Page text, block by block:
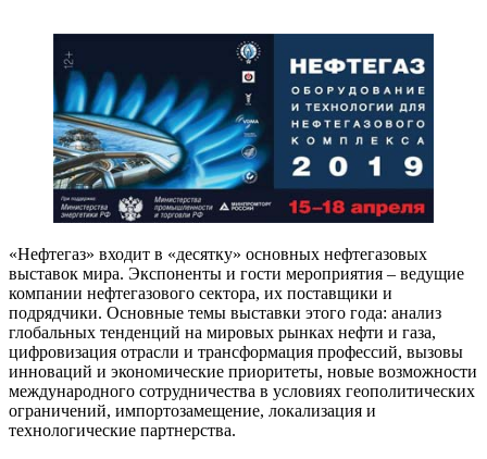
«Нефтегаз» входит в «десятку» основных нефтегазовых
выставок мира. Экспоненты и гости мероприятия – ведущие
компании нефтегазового сектора, их поставщики и
подрядчики. Основные темы выставки этого года: анализ
глобальных тенденций на мировых рынках нефти и газа,
цифровизация отрасли и трансформация профессий, вызовы
инноваций и экономические приоритеты, новые возможности
международного сотрудничества в условиях геополитических
ограничений, импортозамещение, локализация и
технологические партнерства.